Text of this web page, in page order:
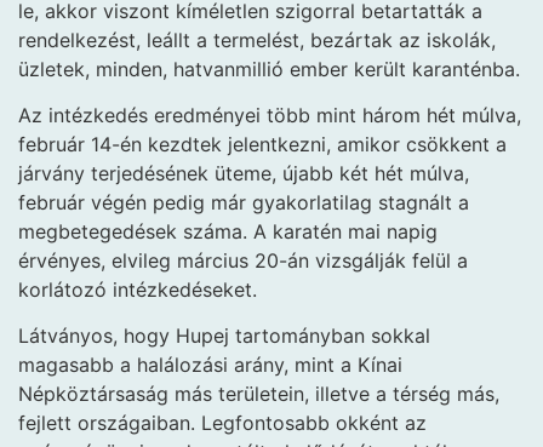
le, akkor viszont kíméletlen szigorral betartatták a
rendelkezést, leállt a termelést, bezártak az iskolák,
üzletek, minden, hatvanmillió ember került karanténba.
Az intézkedés eredményei több mint három hét múlva,
február 14-én kezdtek jelentkezni, amikor csökkent a
járvány terjedésének üteme, újabb két hét múlva,
február végén pedig már gyakorlatilag stagnált a
megbetegedések száma. A karatén mai napig
érvényes, elvileg március 20-án vizsgálják felül a
korlátozó intézkedéseket.
Látványos, hogy Hupej tartományban sokkal
magasabb a halálozási arány, mint a Kínai
Népköztársaság más területein, illetve a térség más,
fejlett országaiban. Legfontosabb okként az